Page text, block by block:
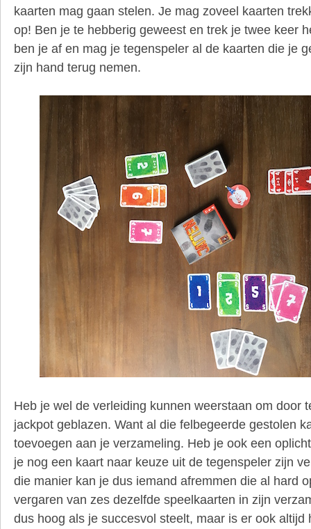
kaarten mag gaan stelen. Je mag zoveel kaarten
op! Ben je te hebberig geweest en trek je twee keer
ben je af en mag je tegenspeler al de kaarten die je
zijn hand terug nemen.
Heb je wel de verleiding kunnen weerstaan om door
jackpot geblazen. Want al die felbegeerde gestolen
toevoegen aan je verzameling. Heb je ook een
je nog een kaart naar keuze uit de tegenspeler zijn
die manier kan je dus iemand afremmen die al hard
vergaren van zes dezelfde speelkaarten in zijn
dus hoog als je succesvol steelt, maar is er ook altijd